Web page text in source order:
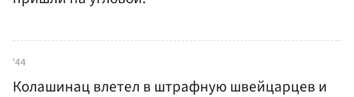
'44
Колашинац влетел в штрафную швейцарцев и